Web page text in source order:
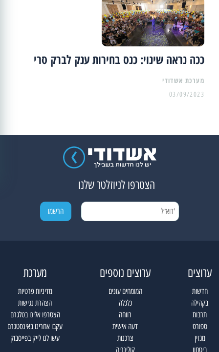
ככה נראה שינוי: כנס בחירות ענק לברק סרי
מערכת אשדודי
03/09/2023
הצטרפו לניוזלטר שלנו
ערוצים
חדשות
בקהילה
תרבות
ספורט
מגזין
ביטחון
ערוצים נוספים
המומחים עונים
כלכלה
רווחה
דעה אישית
צרכנות
קולינריה
מערכת
מדיניות פרטיות
הצהרת נגישות
הצטרפו אלינו בטלגרם
עקבו אחרינו באינסטגרם
עשו לנו לייק בפייסבוק